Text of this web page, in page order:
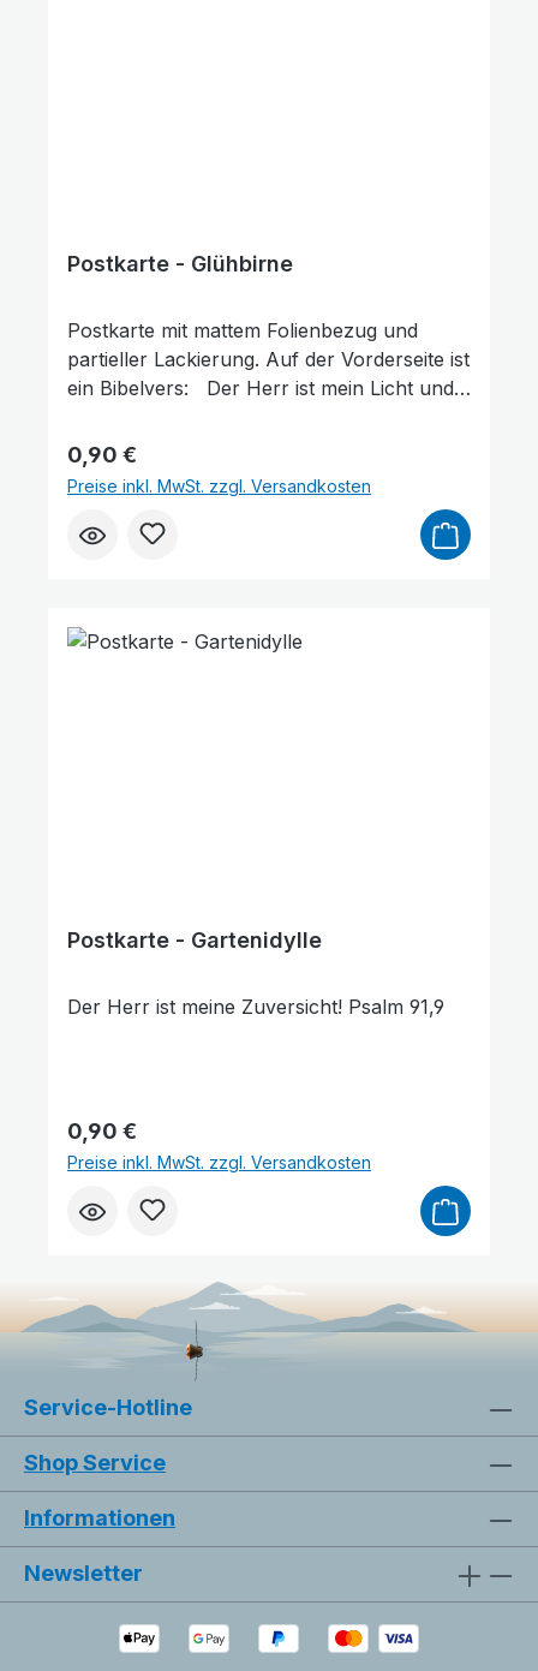
Postkarte - Glühbirne
Postkarte mit mattem Folienbezug und
partieller Lackierung. Auf der Vorderseite ist
ein Bibelvers: Der Herr ist mein Licht und
Regulärer Preis:
0,90 €
Preise inkl. MwSt. zzgl. Versandkosten
Postkarte - Gartenidylle
Der Herr ist meine Zuversicht! Psalm 91,9
Regulärer Preis:
0,90 €
Preise inkl. MwSt. zzgl. Versandkosten
Service-Hotline
Shop Service
Informationen
Newsletter
Animationen stoppen Überschriften hervorheben
Bilder ausblenden Zurücksetzen